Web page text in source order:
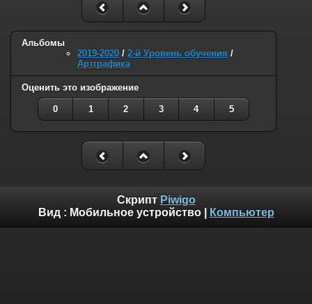
Альбомы
2019-2020 / 2-й Уровень обучения /
Артграфика
Оценить это изображение
0 1 2 3 4 5
Скрипт Piwigo
Вид : Мобильное устройство| Компьютер